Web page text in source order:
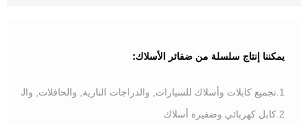
يمكننا إنتاج سلسلة من ضفائر الأسلاك:
1.تجميع كابلات وأسلاك للسيارات, والدراجات النارية, والحافلات, والدراجات, والشاحنات
2.كابل كهربائي وضفيرة أسلاك